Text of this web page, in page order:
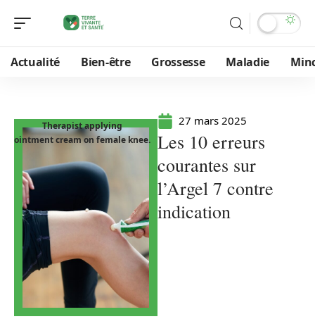
Actualité Bien-être Grossesse Maladie
Therapist applying
ointment cream on female knee.
27 mars 2025
Les 10 erreurs
courantes sur
l’Argel 7 contre
indication